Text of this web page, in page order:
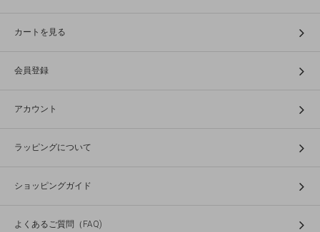
カートを見る
会員登録
アカウント
ラッピングについて
ショッピングガイド
よくあるご質問（FAQ)